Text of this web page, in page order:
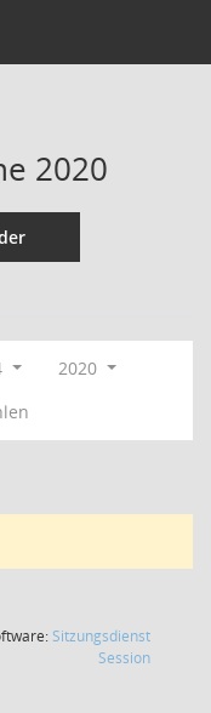
2020
2020
Sitzungsdienst
Session(Wird in